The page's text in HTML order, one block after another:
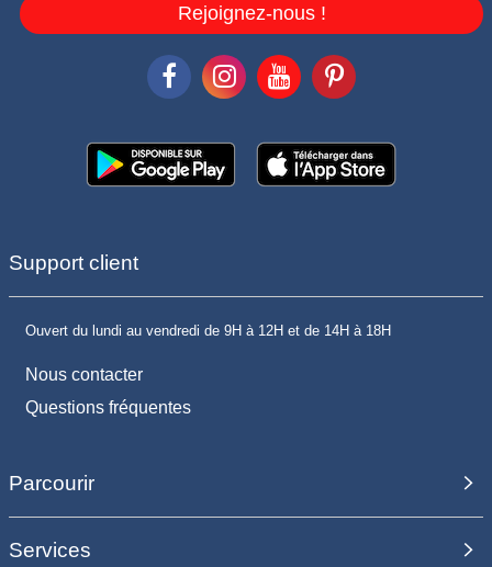
Rejoignez-nous !
Support client
Ouvert du lundi au vendredi de 9H à 12H et de 14H à 18H
Nous contacter
Questions fréquentes
Parcourir
Services